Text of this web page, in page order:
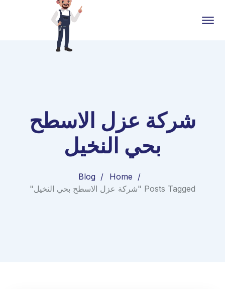
شركة عزل الاسطح
بحي النخيل
Home
Blog
Posts Tagged "شركة عزل الاسطح بحي النخيل"